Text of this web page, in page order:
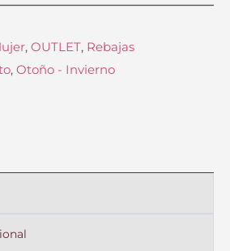
, OUTLET, Rebajas
, Otoño - Invierno